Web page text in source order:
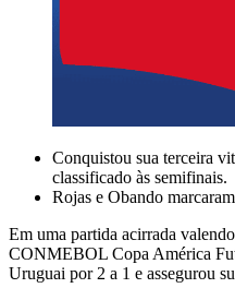
Conquistou sua terceira
classificado às semifinais.
Rojas e Obando
Em uma partida acirrada
CONMEBOL Copa América
Uruguai por 2 a 1 e assegurou